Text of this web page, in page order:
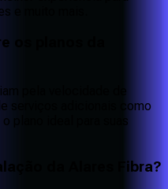
e muito mais.
os planos da
pela velocidade de
serviços adicionais como
plano ideal para suas
da Alares Fibra?